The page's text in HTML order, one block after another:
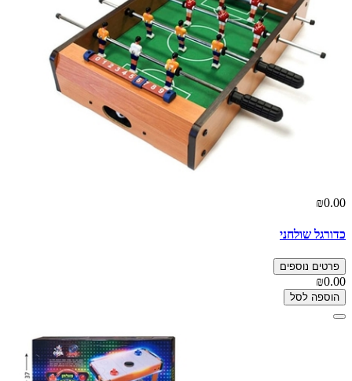
₪0.00
כדורגל שולחני
פרטים נוספים
₪0.00
הוספה לסל